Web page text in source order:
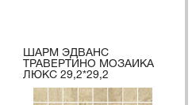
ШАРМ ЭДВАНС
ТРАВЕРТИНО МОЗАИКА
ЛЮКС 29,2*29,2